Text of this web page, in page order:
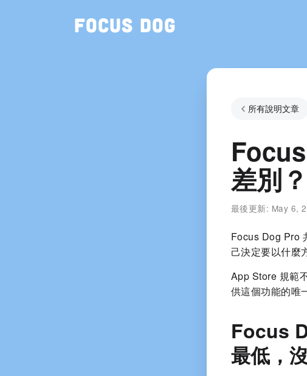
Focus Dog
所有說明文章
差別？
最後更新: May 6,
Focus Dog Pro
己決定要以什麼
App Store 規範
供這個功能的唯
Focus
最低，